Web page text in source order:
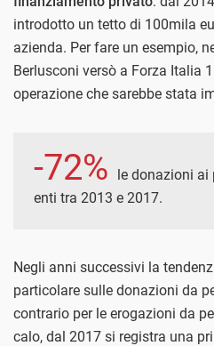
introdotto un tetto di 100mila
azienda. Per fare un esempio,
Berlusconi versò a Forza Italia
operazione che sarebbe stata
-72%
le donazioni ai
enti tra 2013 e 2017.
Negli anni successivi la
particolare sulle donazioni da
contrario per le erogazioni da
calo, dal 2017 si registra una